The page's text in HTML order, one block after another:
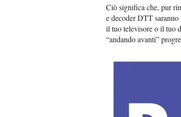
Ciò significa che, pur
e decoder DTT
il tuo televisore o il tuo
“andando avanti”